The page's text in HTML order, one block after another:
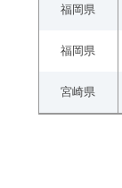
福岡県
福岡県
宮崎県